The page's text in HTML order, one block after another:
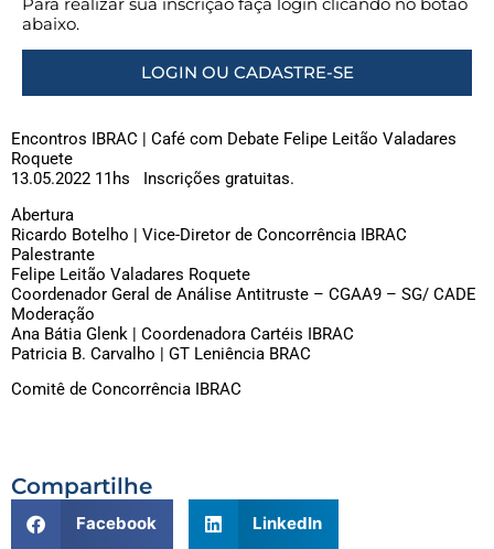
abaixo.
LOGIN OU CADASTRE-SE
Encontros IBRAC | Café com Debate Felipe Leitão Valadares
Roquete
13.05.2022 11hs Inscrições gratuitas.
Abertura
Ricardo Botelho | Vice-Diretor de Concorrência IBRAC
Palestrante
Felipe Leitão Valadares Roquete
Coordenador Geral de Análise Antitruste – CGAA9 – SG/ CADE
Moderação
Ana Bátia Glenk | Coordenadora Cartéis IBRAC
Patricia B. Carvalho | GT Leniência BRAC
Comitê de Concorrência IBRAC
Compartilhe
Facebook LinkedIn